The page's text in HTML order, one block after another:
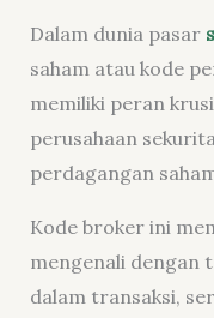
Dalam dunia pasar
saham atau kode
memiliki peran
perusahaan
perdagangan
Kode broker ini
mengenali dengan
dalam transaksi,